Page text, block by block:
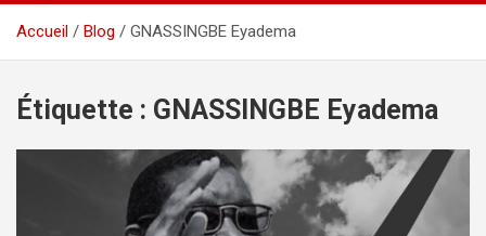
Accueil Blog GNASSINGBE Eyadema
Étiquette : GNASSINGBE Eyadema